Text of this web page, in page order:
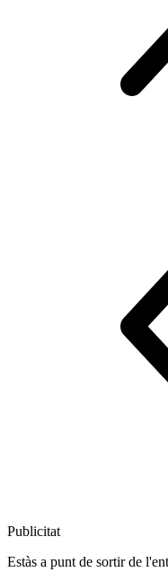
Publicitat
Estàs a punt de sortir de